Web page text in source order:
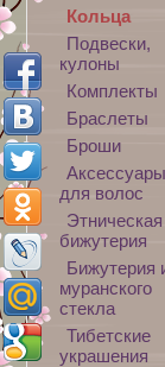
Кольца
Подвески,
кулоны
Комплекты
Браслеты
Броши
Аксессуары
для волос
Этническая
бижутерия
Бижутерия
муранского
стекла
Тибетские
украшения